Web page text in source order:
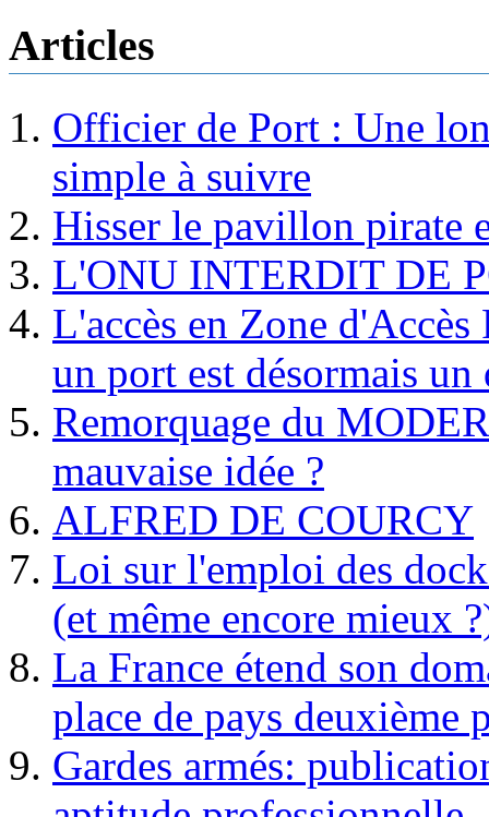
Articles
Officier de Port : Une
simple à suivre
Hisser le pavillon pirate
L'ONU INTERDIT DE
L'accès en Zone
un port est désormais un
Remorquage du
mauvaise idée ?
ALFRED DE COURCY
Loi sur l'emploi des
(et même encore mieux
La France étend son
place de pays deuxième
Gardes armés: